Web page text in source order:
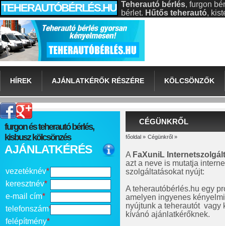
TEHERAUTÓBÉRLÉS.HU Teherautó bérlés, furgon
bérlet. Hűtős teherautó,
HÍREK AJÁNLATKÉRŐK RÉSZÉRE KÖLCSÖNZŐK
furgon és teherautó bérlés,
kisbusz kölcsönzés
AJÁNLATKÉRÉS
vezetéknév*
keresztnév*
e-mail cím*
telefonszám*
felépítmény*
CÉGÜNKRŐL
főoldal » Cégünkről »
A FaXuniL
azt a neve is mutatja
szolgáltatásokat nyújt:
A teherautóbérlés.hu egy
amelyen ingyenes
nyújtunk a teherautót vagy
kívánó ajánlatkérőknek.